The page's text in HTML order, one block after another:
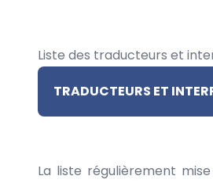
Liste des traducteurs et
TRADUCTEURS ET
La liste régulièrement